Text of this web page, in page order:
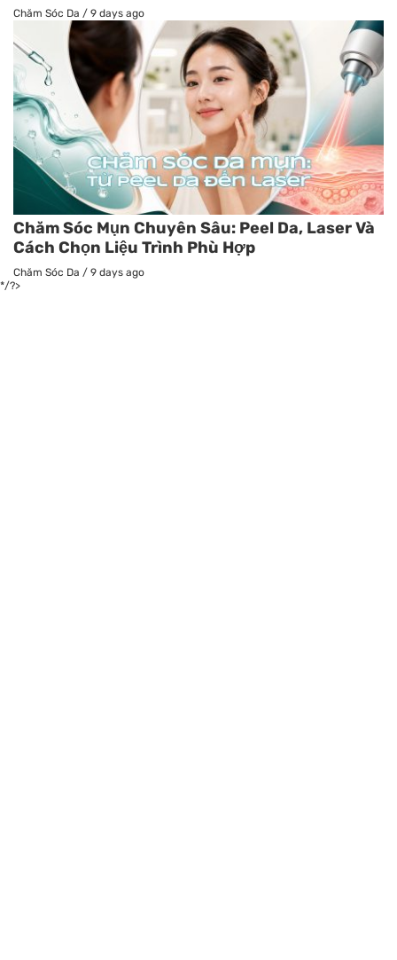
Chăm Sóc Da / 9 days ago
Chăm Sóc Mụn Chuyên Sâu: Peel Da, Laser Và
Cách Chọn Liệu Trình Phù Hợp
Chăm Sóc Da / 9 days ago
*/?>